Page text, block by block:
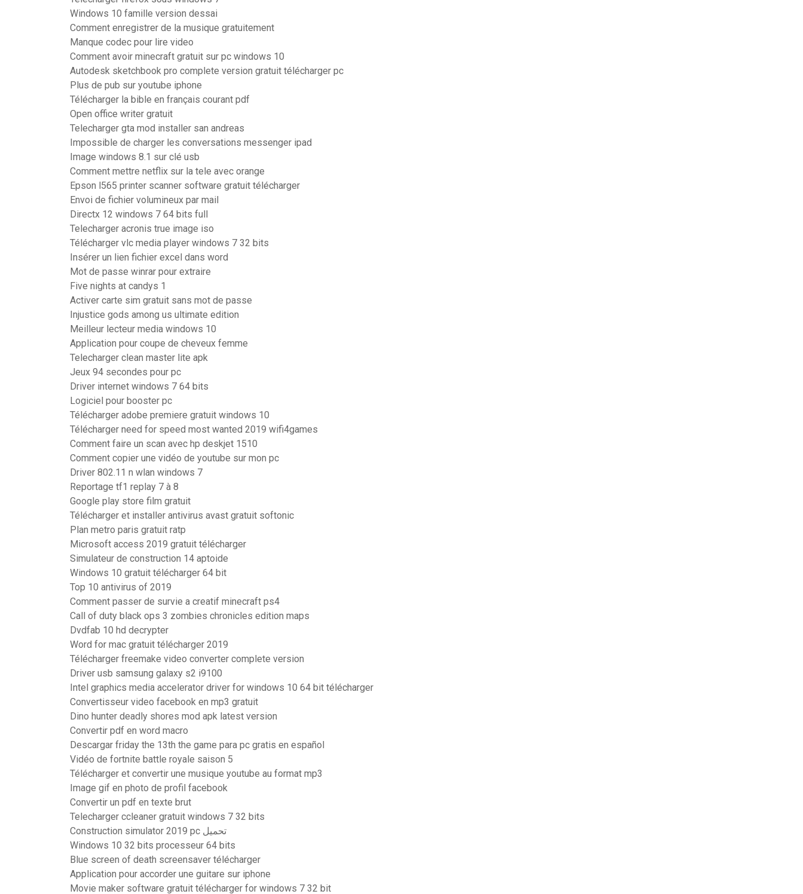
Windows 10 famille version dessai
Comment enregistrer de la musique gratuitement
Manque codec pour lire video
Comment avoir minecraft gratuit sur pc windows 10
Autodesk sketchbook pro complete version gratuit télécharger pc
Plus de pub sur youtube iphone
Télécharger la bible en français courant pdf
Open office writer gratuit
Telecharger gta mod installer san andreas
Impossible de charger les conversations messenger ipad
Image windows 8.1 sur clé usb
Comment mettre netflix sur la tele avec orange
Epson l565 printer scanner software gratuit télécharger
Envoi de fichier volumineux par mail
Directx 12 windows 7 64 bits full
Telecharger acronis true image iso
Télécharger vlc media player windows 7 32 bits
Insérer un lien fichier excel dans word
Mot de passe winrar pour extraire
Five nights at candys 1
Activer carte sim gratuit sans mot de passe
Injustice gods among us ultimate edition
Meilleur lecteur media windows 10
Application pour coupe de cheveux femme
Telecharger clean master lite apk
Jeux 94 secondes pour pc
Driver internet windows 7 64 bits
Logiciel pour booster pc
Télécharger adobe premiere gratuit windows 10
Télécharger need for speed most wanted 2019 wifi4games
Comment faire un scan avec hp deskjet 1510
Comment copier une vidéo de youtube sur mon pc
Driver 802.11 n wlan windows 7
Reportage tf1 replay 7 à 8
Google play store film gratuit
Télécharger et installer antivirus avast gratuit softonic
Plan metro paris gratuit ratp
Microsoft access 2019 gratuit télécharger
Simulateur de construction 14 aptoide
Windows 10 gratuit télécharger 64 bit
Top 10 antivirus of 2019
Comment passer de survie a creatif minecraft ps4
Call of duty black ops 3 zombies chronicles edition maps
Dvdfab 10 hd decrypter
Word for mac gratuit télécharger 2019
Télécharger freemake video converter complete version
Driver usb samsung galaxy s2 i9100
Intel graphics media accelerator driver for windows 10 64 bit télécharger
Convertisseur video facebook en mp3 gratuit
Dino hunter deadly shores mod apk latest version
Convertir pdf en word macro
Descargar friday the 13th the game para pc gratis en español
Vidéo de fortnite battle royale saison 5
Télécharger et convertir une musique youtube au format mp3
Image gif en photo de profil facebook
Convertir un pdf en texte brut
Telecharger ccleaner gratuit windows 7 32 bits
Construction simulator 2019 pc تحميل
Windows 10 32 bits processeur 64 bits
Blue screen of death screensaver télécharger
Application pour accorder une guitare sur iphone
Movie maker software gratuit télécharger for windows 7 32 bit